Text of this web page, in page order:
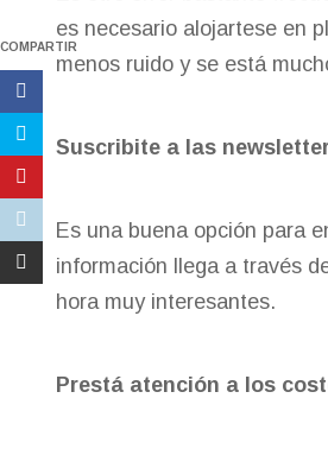
COMPARTIR
es necesario alojartese en
menos ruido y se está
Suscribite a las
Es una buena opción para
información llega a través
hora muy interesantes.
Prestá atención a los